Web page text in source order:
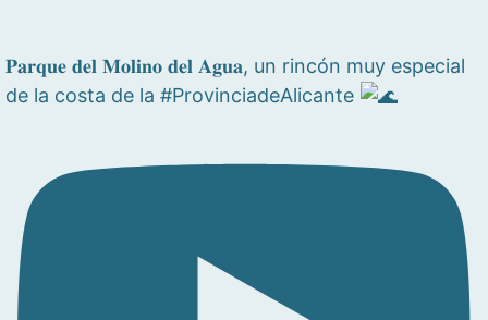
𝐏𝐚𝐫𝐪𝐮𝐞 𝐝𝐞𝐥 𝐌𝐨𝐥𝐢𝐧𝐨 𝐝𝐞𝐥 𝐀𝐠𝐮𝐚, un rincón muy especial
de la costa de la #ProvinciadeAlicante